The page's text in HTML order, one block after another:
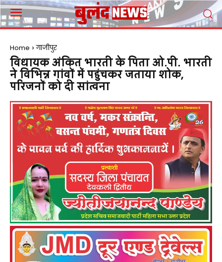
Home गाजीपुर
विधायक अंकित भारती के पिता ओ.पी. भारती
ने विभिन्न गांवों में पहुंचकर जताया शोक,
परिजनों को दी सांत्वना